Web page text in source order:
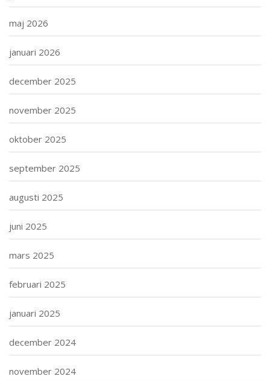
maj 2026
januari 2026
december 2025
november 2025
oktober 2025
september 2025
augusti 2025
juni 2025
mars 2025
februari 2025
januari 2025
december 2024
november 2024